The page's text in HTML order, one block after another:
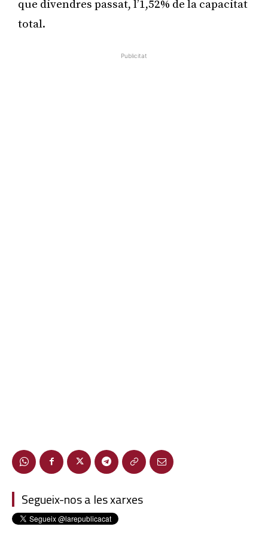
que divendres passat, l’1,52% de la capacitat
total.
Publicitat
Segueix-nos a les xarxes